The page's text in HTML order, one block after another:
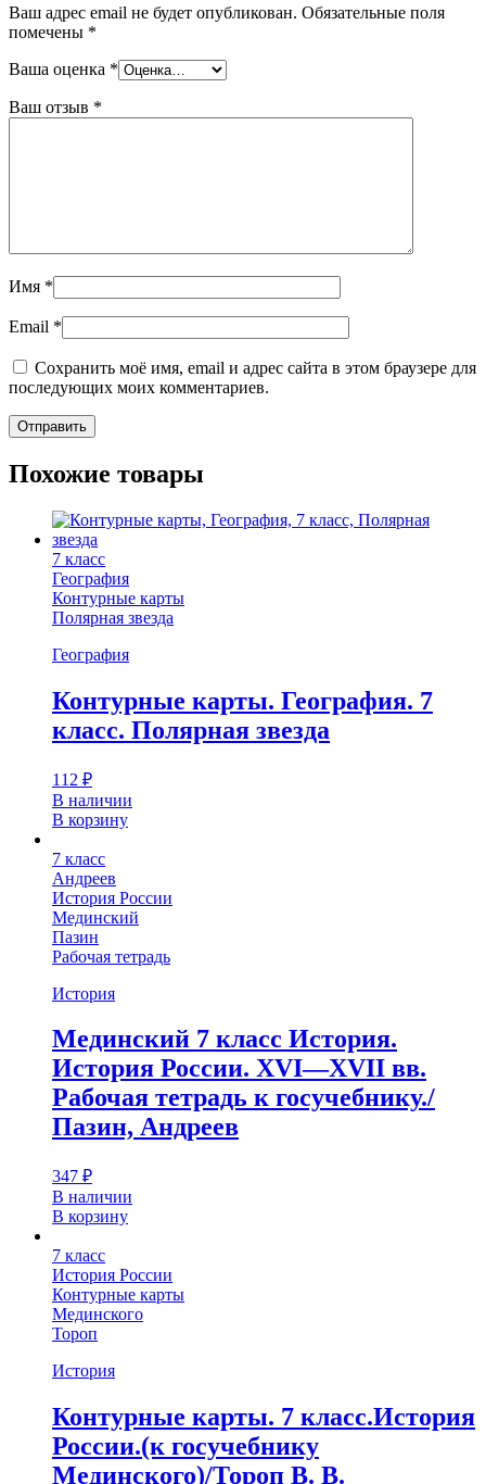
Ваш адрес email не будет опубликован. Обязательные поля
помечены *
Ваша оценка *
Ваш отзыв *
Имя *
Email *
Сохранить моё имя, email и адрес сайта в этом браузере для
последующих моих комментариев.
Похожие товары
7 класс
География
Контурные карты
Полярная звезда
География
Контурные карты. География. 7
класс. Полярная звезда
112 ₽
В наличии
В корзину
7 класс
Андреев
История России
Мединский
Пазин
Рабочая тетрадь
История
Мединский 7 класс История.
История России. XVI—XVII вв.
Рабочая тетрадь к госучебнику./
Пазин, Андреев
347 ₽
В наличии
В корзину
7 класс
История России
Контурные карты
Мединского
Тороп
История
Контурные карты. 7 класс.История
России.(к госучебнику
Мединского)/Тороп В. В.